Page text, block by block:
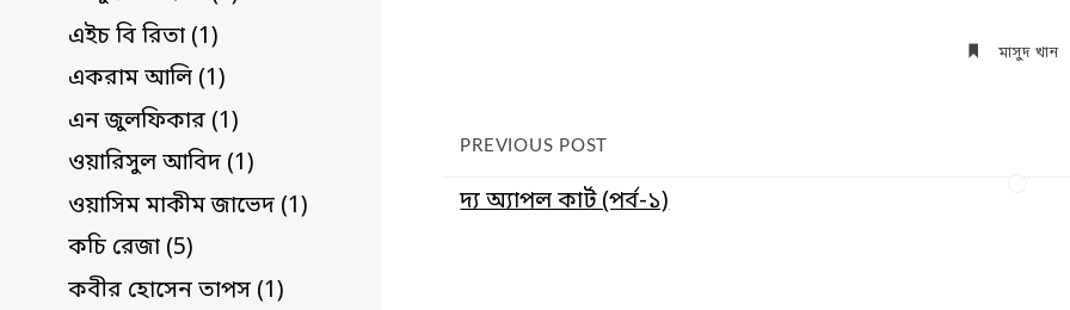
এইচ বি রিতা (1)
একরাম আলি (1)
এন জুলফিকার (1)
ওয়ারিসুল আবিদ (1)
ওয়াসিম মাকীম জাভেদ (1)
কচি রেজা (5)
কবীর হোসেন তাপস (1)
মাসুদ খান
PREVIOUS POST
দ্য অ্যাপল কার্ট (পর্ব-১)